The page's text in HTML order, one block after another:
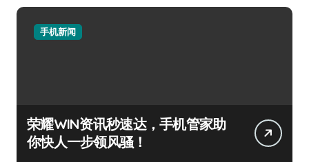
手机新闻
荣耀WIN资讯秒速达，手机管家助
你快人一步领风骚！